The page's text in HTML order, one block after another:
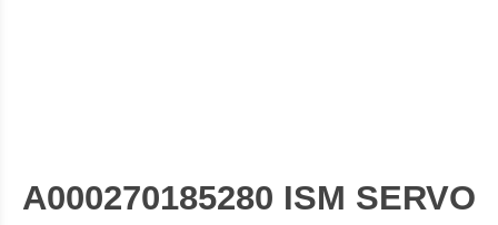
A000270185280 ISM SERVO